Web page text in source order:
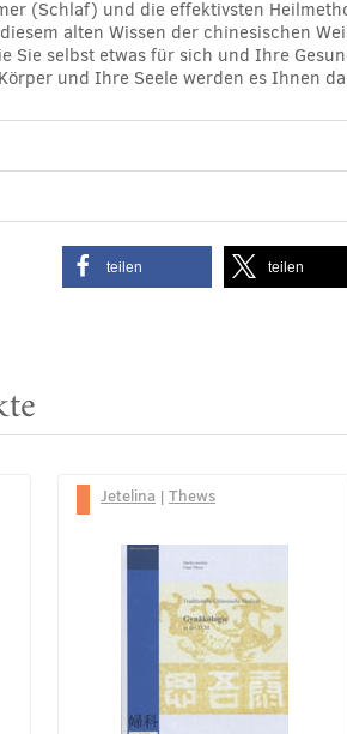
(Schlaf) und die effektivsten
alten Wissen der chinesischen
Sie selbst etwas für sich und Ihre
und Ihre Seele werden es Ihnen
teilen teilen
Jetelina | Thews